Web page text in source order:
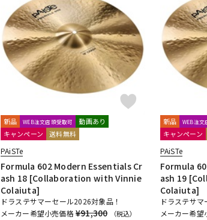
DTM DTM オン
イン納品
ヴィンテージ
新品 WEB注文店頭受取可
動画あり
キャンペーン
送料無料
PAiSTe
Formula 602 Modern Essentials Cr
ash 18 [Collaboration with Vinnie
Colaiuta]
ドラステサマーセール2026対象品！
メーカー希望小売価格¥91,300 （税込）
新品 WEB注文
キャンペーン
PAiSTe
Formula
ash 19
Colaiuta]
ドラステサ
メーカー希望